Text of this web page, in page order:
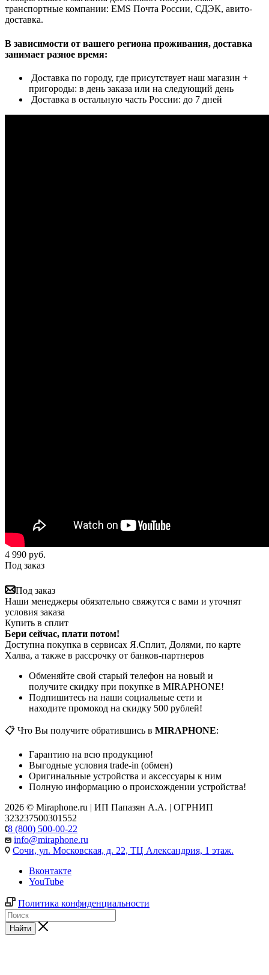
транспортные компании: EMS Почта России, СДЭК, авито-
доставка.
В зависимости от вашего региона проживания, доставка
занимает разное время:
Доставка по городу, где присутствует наш магазин +
пригороды: в день заказа или на следующий день
Доставка в остальную часть России: до 7 дней
4 990 руб.
Под заказ
Под заказ
Наши менеджеры обязательно свяжутся с вами и уточнят
условия заказа
Купить в сплит
Бери сейчас, плати потом!
Доступна покупка в сервисах Я.Сплит, Долями, по карте
Халва, а также в рассрочку от банков-партнеров
Обменяйте свой старый телефон на новый и
получите скидку при покупке в MIRAPHONE!
Подпишитесь на наши социальные сети и
находите промокод на скидку 500 рублей!
📋 Что Вы получите обратившись в MIRAPHONE:
Гарантию на всю продукцию!
Выгодные условия trade-in (обмен)
Оригинальные устройства и аксессуары к ним
Полную информацию о происхождении устройства!
2026 © Miraphone.ru | ИП Папазян А.А. | ОГРНИП
323237500301552
8 (800) 500-00-22
info@miraphone.ru
Сочи, ул. Московская, д. 22, ТЦ Александрия, 1 этаж.
Вконтакте
YouTube
Политика конфиденциальности
Найти